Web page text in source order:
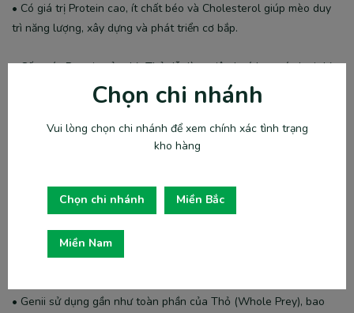
Chọn chi nhánh
Vui lòng chọn chi nhánh để xem chính xác tình trạng
kho hàng
Chọn chi nhánh Miền Bắc
Miền Nam
• Có giá trị Protein cao, ít chất béo và Cholesterol giúp mèo duy
trì năng lượng, xây dựng và phát triển cơ bắp.
• Cấu trúc Protein của thịt Thỏ dễ dàng tiêu hoá hơn các loại thịt
• Trong thuyết Âm – Dương (Yin – Yang) theo Y học cổ truyền
Trung Hoa, thịt Thỏ thuộc tính Âm (Hàn) có tác dụng làm mát,
thể khi hoạt động nhiều hay trong những mùa thời tiết oi bức.
Natri nên rất phù hợp với các bé mèo có nhu cầu giảm cân hay
các bé đang mắc bệnh gan thận.
• Genii sử dụng gần như toàn phần của Thỏ (Whole Prey), bao